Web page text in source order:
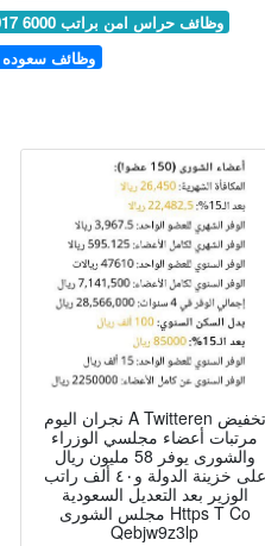
وظائف حراس امن براتب 6000 2017
وظائف سعوده
نجران اليوم A Twitteren تخفيض
مرتبات أعضاء مجلسي الوزراء
والشورى يوفر 58 مليون ريال
على خزينة الدولة و٤٠ ألف راتب
الوزير بعد التعديل السعودية
مجلس الشورى Https T Co
Qebjw9z3lp